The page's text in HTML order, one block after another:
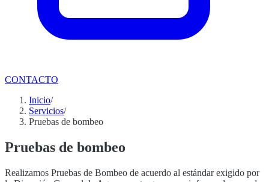
CONTACTO
Inicio/
Servicios/
Pruebas de bombeo
Pruebas de bombeo
Realizamos Pruebas de Bombeo de acuerdo al estándar exigido por